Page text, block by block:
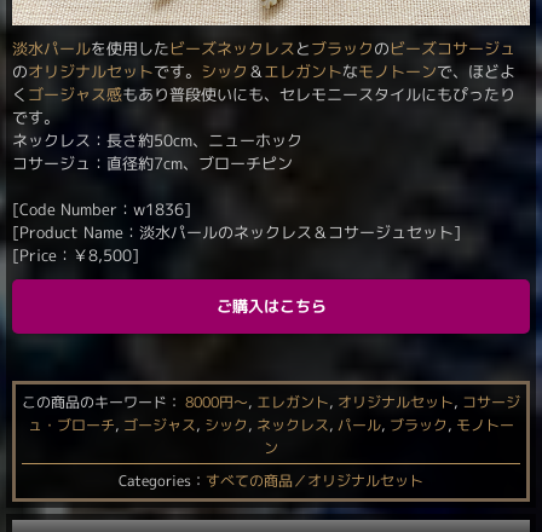
淡水パールを使用したビーズネックレス とブラックのビーズコサージュ
のオリジナルセットです。 シック ＆ エレガントなモノトーンで、ほどよ
く ゴージャス感もあり普段使いにも、セレモニースタイルにもぴったり
です。
ネックレス：長さ約50cm、ニューホック
コサージュ：直径約7cm、ブローチピン
[Code Number：w1836]
[Product Name：淡水パールのネックレス＆コサージュセット]
[Price： ￥8,500]
ご購入はこちら
この商品のキーワード： 8000円〜, エレガント, オリジナルセット, コサージ
ュ・ブローチ, ゴージャス, シック, ネックレス, パール, ブラック, モノトー
ン
Categories： すべての商品／オリジナルセット